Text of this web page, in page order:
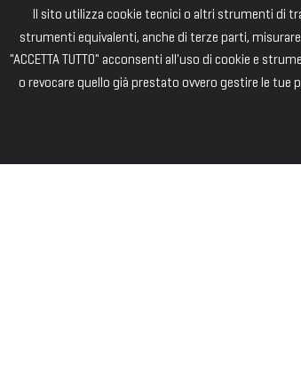
Il sito utilizza cookie tecnici o altri strumenti di
strumenti equivalenti, anche di terze parti,
"ACCETTA TUTTO" acconsenti all'uso di cookie e
o revocare quello già prestato ovvero gestire le tue